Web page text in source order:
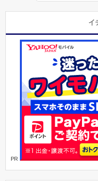
イ
PR